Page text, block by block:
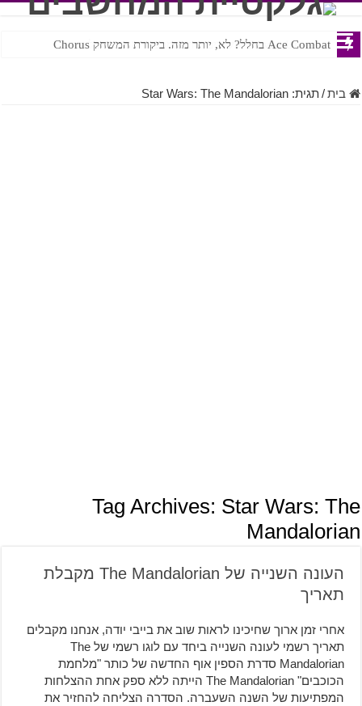
Ace Combat בחלל? לא, יותר מזה. ביקורת המשחק Chorus
Steven Universe והשירים שתורגמו בצורה נוראית לעברית
בית/תגית:Star Wars: The Mandalorian
Tag Archives: Star Wars: The
Mandalorian
העונה השנייה של The Mandalorian מקבלת
תאריך
אחרי זמן ארוך שחיכינו לראות שוב את בייבי יודה, אנחנו מקבלים
תאריך רשמי לעונה השנייה ביחד עם לוגו רשמי של The
Mandalorian סדרת הספין אוף החדשה של כותר "מלחמת
הכוכבים" The Mandalorian הייתה ללא ספק אחת ההצלחות
המפתיעות של השנה השעברה. הסדרה הצליחה להחזיר את